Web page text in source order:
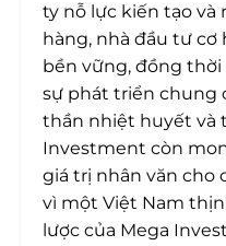
ty nỗ lực kiến tạo và
hàng, nhà đầu tư cơ
bền vững, đồng
sự phát triển chung
thần nhiệt huyết và
Investment còn
giá trị nhân văn cho
vì một Việt Nam
lược của Mega